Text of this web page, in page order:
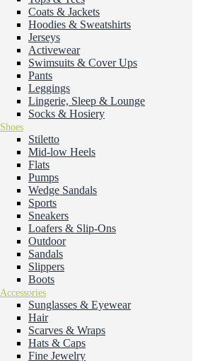
Coats & Jackets
Hoodies & Sweatshirts
Jerseys
Activewear
Swimsuits & Cover Ups
Pants
Leggings
Lingerie, Sleep & Lounge
Socks & Hosiery
Shoes
Stiletto
Mid-low Heels
Flats
Pumps
Wedge Sandals
Sports
Sneakers
Loafers & Slip-Ons
Outdoor
Sandals
Slippers
Boots
Accessories
Sunglasses & Eyewear
Hair
Scarves & Wraps
Hats & Caps
Fine Jewelry